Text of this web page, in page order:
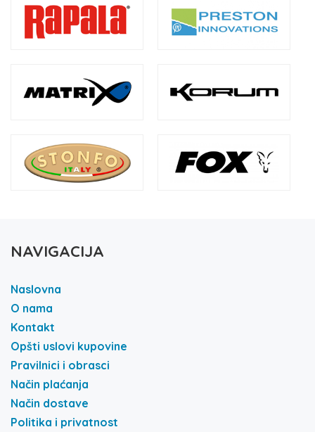
NAVIGACIJA
Naslovna
O nama
Kontakt
Opšti uslovi kupovine
Pravilnici i obrasci
Način plaćanja
Način dostave
Politika i privatnost